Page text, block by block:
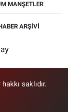
MANŞETLER
ARŞIVI
saklıdır.